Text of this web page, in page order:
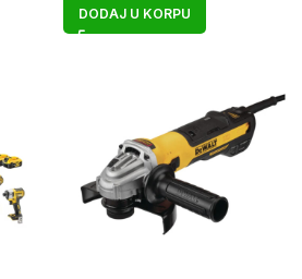
DODAJ U KORPU